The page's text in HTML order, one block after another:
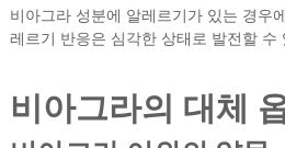
비아그라 성분에 알레르기가 있는 경우
레르기 반응은 심각한 상태로 발전할 수
비아그라의 대체